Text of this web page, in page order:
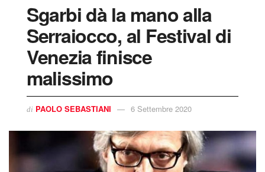
Sgarbi dà la mano alla
Serraiocco, al Festival di
Venezia finisce
malissimo
di PAOLO SEBASTIANI 6 Settembre 2020